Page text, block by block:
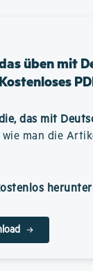
üben mit
das mit
wie man die